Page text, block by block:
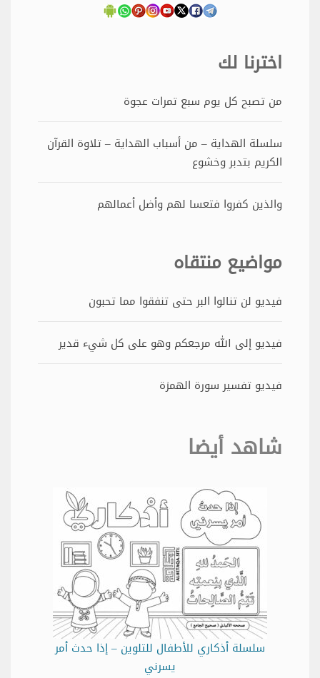
اخترنا لك
من تصبح كل يوم سبع تمرات عجوة
سلسلة الهداية – من أسباب الهداية – تلاوة القرآن
الكريم بتدبر وخشوع
والذين كفروا فتعسا لهم وأضل أعمالهم
مواضيع منتقاه
فيديو لن تنالوا البر حتى تنفقوا مما تحبون
فيديو إلى الله مرجعكم وهو على كل شيء قدير
فيديو تفسير سورة الهمزة
شاهد أيضا
سلسلة أذكاري للأطفال للتلوين – إذا حدث أمر
يسرني